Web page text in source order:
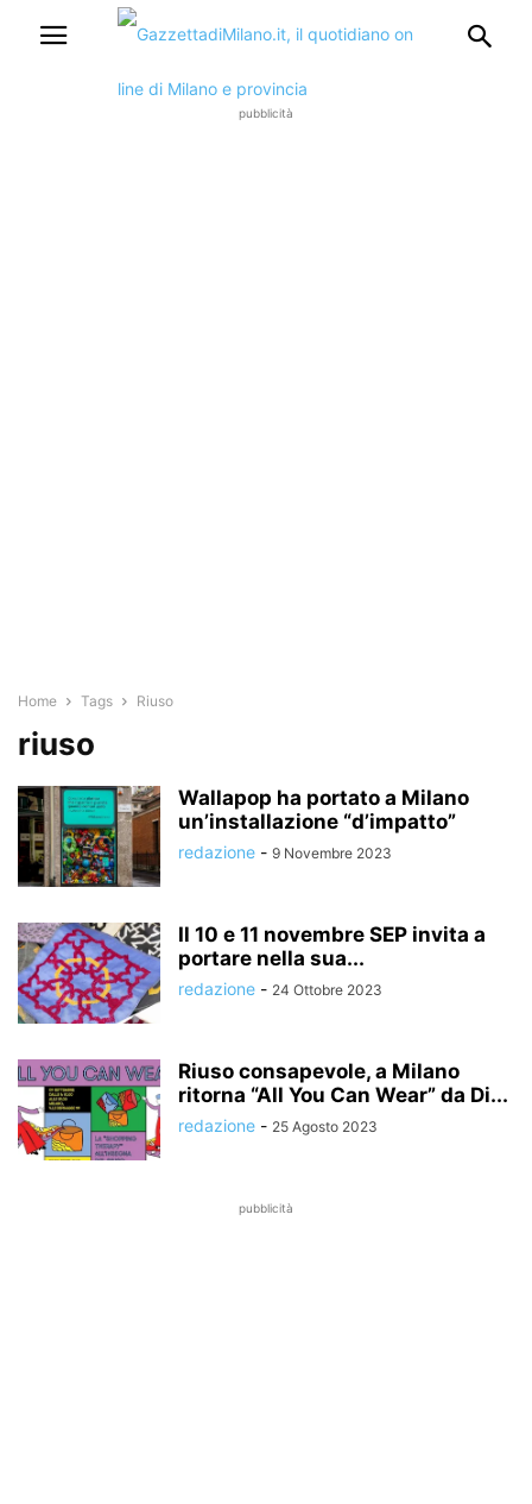
pubblicità
Home Tags Riuso
riuso
Wallapop ha portato a Milano
un’installazione “d’impatto”
redazione - 9 Novembre 2023
Il 10 e 11 novembre SEP invita a
portare nella sua...
redazione - 24 Ottobre 2023
Riuso consapevole, a Milano
ritorna “All You Can Wear” da Di...
redazione - 25 Agosto 2023
pubblicità